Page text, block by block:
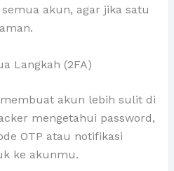
akun, agar jika satu
Langkah (2FA)
akun lebih sulit di
mengetahui password,
OTP atau notifikasi
ke akunmu.